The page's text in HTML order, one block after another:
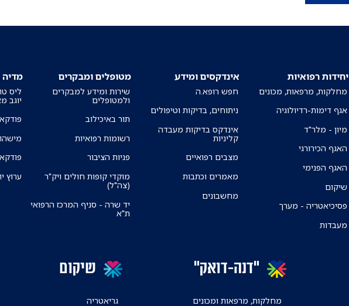
יחידות רפואיות
מחלקות, מרפאות, מכונים
אגף דימות-רדיולוגיה
מיון - מלר"ד
האגף הכירורגי
האגף הפנימי
שיקום
פסיכיאטריה - מערך
מעבדות
אינדקסים ומידע
חפש רופא.ה
ניתוחים, בדיקות וטיפולים
אינדקס בדיקות מעבדה
קליניות
מצבים רפואיים
מאמרים וכתבות
מחשבונים
מטופלים ומבקרים
שירות ומידע למבקרים
ולמטופלים
תור באיכילוב
רשומות רפואיות
פניות הציבור
מוקדי קופות חולים ויק"ר
(צה"ל)
יד שרה - סניף המרכז הרפואי
ת"א
מדיה
ליס
יוגב
ערוץ
"דנה-דואק"
מחלקות, מרפאות ומכונים
שיקום
גריאטריה